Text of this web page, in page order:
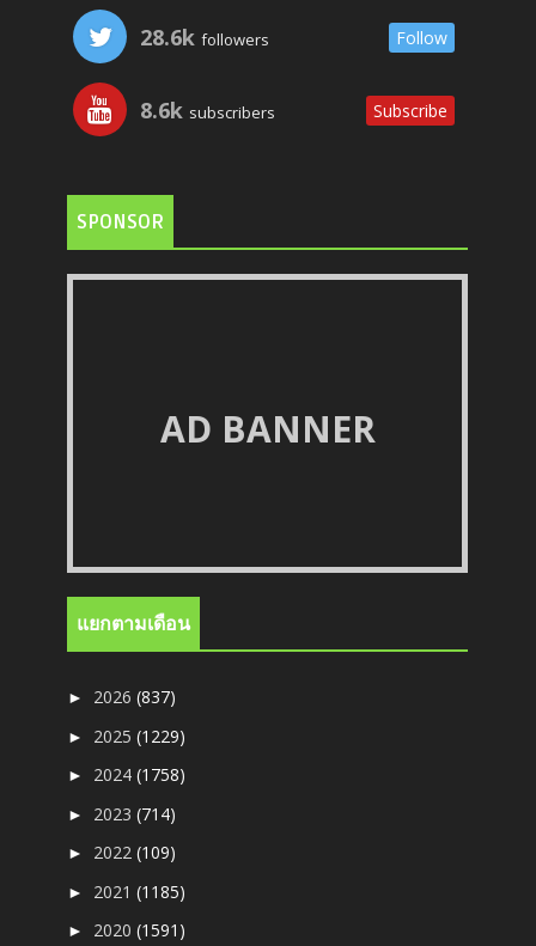
28.6k followers Follow
8.6k subscribers Subscribe
SPONSOR
AD BANNER
แยกตามเดือน
► 2026(837)
► 2025(1229)
► 2024(1758)
► 2023(714)
► 2022(109)
► 2021(1185)
► 2020(1591)